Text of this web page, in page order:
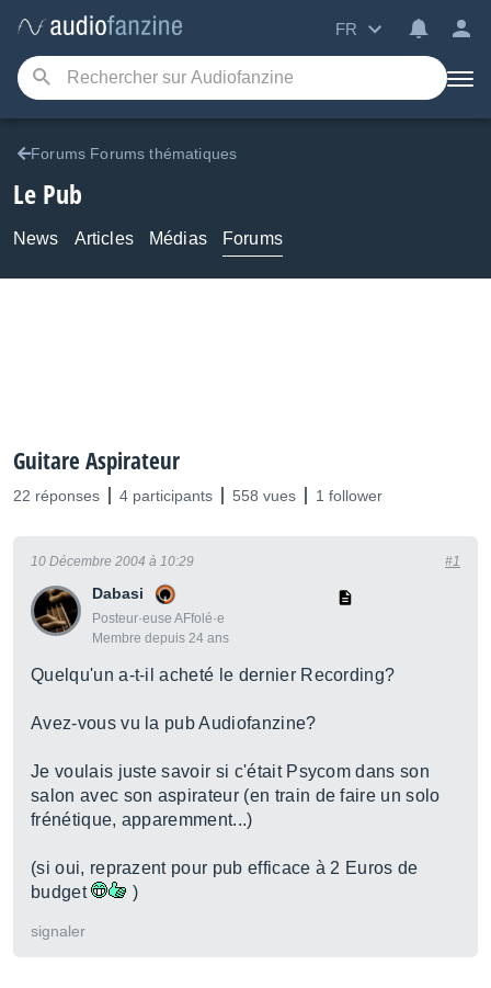
FR
Forums Forums thématiques
Le Pub
News Articles Médias Forums
Guitare Aspirateur
22 réponses 4 participants 558 vues 1 follower
Dabasi
Posteur·euse AFfolé·e
Membre depuis 24 ans
10 Décembre 2004 à 10:29 #1
Quelqu'un a-t-il acheté le dernier Recording?
Avez-vous vu la pub Audiofanzine?
Je voulais juste savoir si c'était Psycom dans son
salon avec son aspirateur (en train de faire un solo
frénétique, apparemment...)
(si oui, reprazent pour pub efficace à 2 Euros de
budget
)
signaler